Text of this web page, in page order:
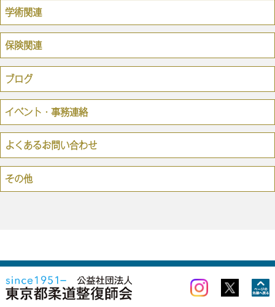
学術関連
保険関連
ブログ
イベント・事務連絡
よくあるお問い合わせ
その他